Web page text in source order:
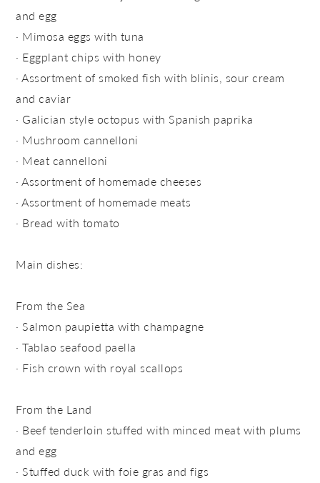
and egg
· Mimosa eggs with tuna
· Eggplant chips with honey
· Assortment of smoked fish with blinis, sour cream
and caviar
· Galician style octopus with Spanish paprika
· Mushroom cannelloni
· Meat cannelloni
· Assortment of homemade cheeses
· Assortment of homemade meats
· Bread with tomato
Main dishes:
From the Sea
· Salmon paupietta with champagne
· Tablao seafood paella
· Fish crown with royal scallops
From the Land
· Beef tenderloin stuffed with minced meat with plums
and egg
· Stuffed duck with foie gras and figs